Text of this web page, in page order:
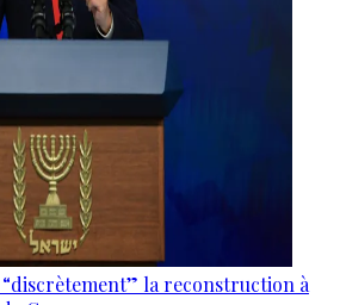
la reconstruction à